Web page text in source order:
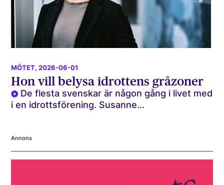
MÖTET, 2026-06-01
Hon vill belysa idrottens gråzoner
De flesta svenskar är någon gång i livet med
i en idrottsförening. Susanne...
Annons